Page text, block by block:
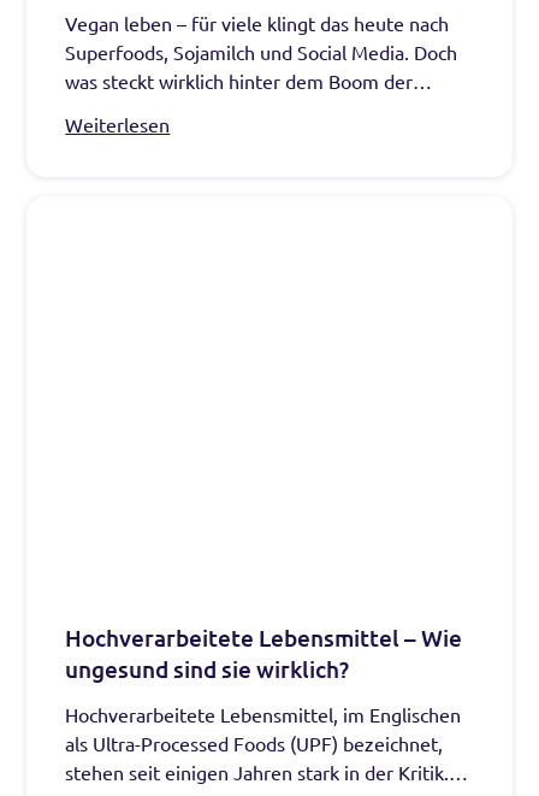
Vegan leben – für viele klingt das heute nach
Superfoods, Sojamilch und Social Media. Doch
was steckt wirklich hinter dem Boom der
Weiterlesen
Hochverarbeitete Lebensmittel – Wie
ungesund sind sie wirklich?
Hochverarbeitete Lebensmittel, im Englischen
als Ultra-Processed Foods (UPF) bezeichnet,
stehen seit einigen Jahren stark in der Kritik.